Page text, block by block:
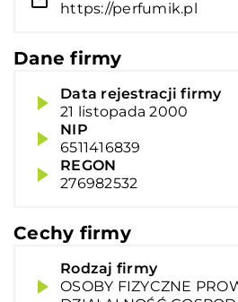
https://perfumik.pl
Dane firmy
Data rejestracji firmy
21 listopada 2000
NIP
6511416839
REGON
276982532
Cechy firmy
Rodzaj firmy
OSOBY FIZYCZNE